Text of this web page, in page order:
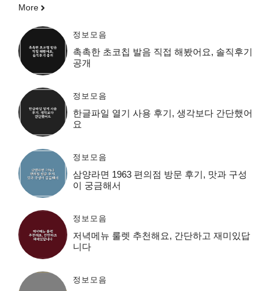
More
정보모음
촉촉한 초코칩 발음 직접 해봤어요, 솔직후기
공개
정보모음
한글파일 열기 사용 후기, 생각보다 간단했어
요
정보모음
삼양라면 1963 편의점 방문 후기, 맛과 구성
이 궁금해서
정보모음
저녁메뉴 룰렛 추천해요, 간단하고 재미있답
니다
정보모음